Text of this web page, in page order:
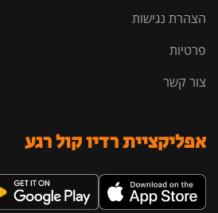
הצהרת נגישות
פרטיות
צור קשר
אפליקציית רדיו קול רגע